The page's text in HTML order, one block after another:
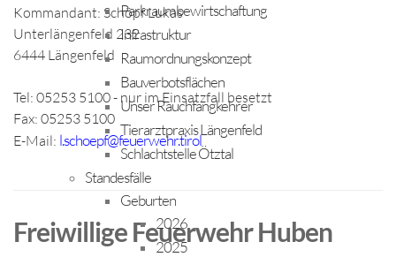
Parkraumbewirtschaftung
Infrastruktur
Raumordnungskonzept
Bauverbotsflächen
Unser Rauchfangkehrer
Tierarztpraxis Längenfeld
Schlachtstelle Ötztal
Standesfälle
Geburten
2026
2025
Kommandant: Schöpf Lukas
Unterlängenfeld 232
6444 Längenfeld
Tel: 05253 5100 - nur im Einsatzfall besetzt
Fax: 05253 5100
E-Mail: l.schoepf@feuerwehr.tirol
Freiwillige Feuerwehr Huben